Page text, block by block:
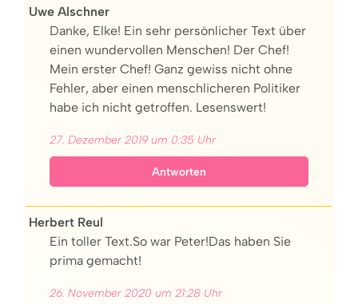
Uwe Alschner
Danke, Elke! Ein sehr persönlicher Text über
einen wundervollen Menschen! Der Chef!
Mein erster Chef! Ganz gewiss nicht ohne
Fehler, aber einen menschlicheren Politiker
habe ich nicht getroffen. Lesenswert!
27. Dezember 2019 um 0:35 Uhr
Antworten
Herbert Reul
Ein toller Text.So war Peter!Das haben Sie
prima gemacht!
26. November 2020 um 21:28 Uhr